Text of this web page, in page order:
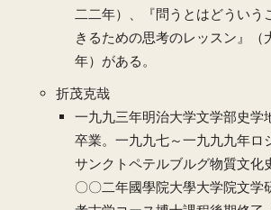
二二年）、『問うとはどうい
きるための思考のレッスン』（
年）がある。
折茂克哉
一九九三年明治大学文学部史学
卒業。一九九七～一九九九年ロ
サンクトペテルブルグ物質文化
〇〇二年國學院大學大学院文学